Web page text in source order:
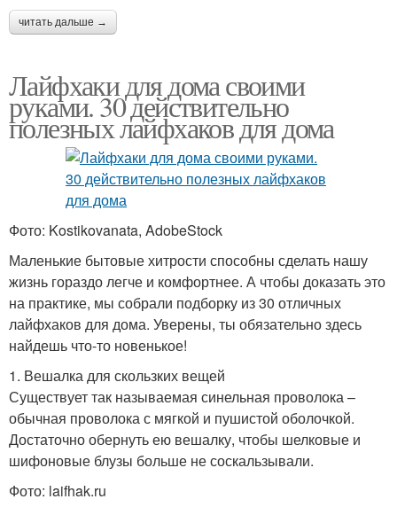
читать дальше →
Лайфхаки для дома своими
руками. 30 действительно
полезных лайфхаков для дома
Фото: Kostikovanata, AdobeStock
Маленькие бытовые хитрости способны сделать нашу
жизнь гораздо легче и комфортнее. А чтобы доказать это
на практике, мы собрали подборку из 30 отличных
лайфхаков для дома. Уверены, ты обязательно здесь
найдешь что-то новенькое!
1. Вешалка для скользких вещей
Существует так называемая синельная проволока –
обычная проволока с мягкой и пушистой оболочкой.
Достаточно обернуть ею вешалку, чтобы шелковые и
шифоновые блузы больше не соскальзывали.
Фото: laifhak.ru